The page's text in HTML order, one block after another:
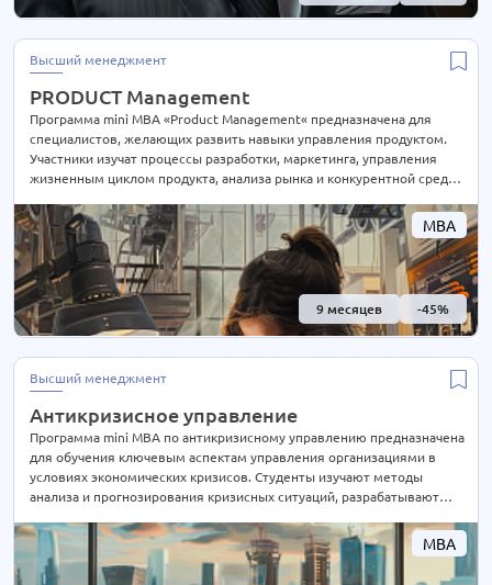
MBA
9 месяцев -45%
Высший менеджмент
PRODUCT Management
Программа mini MBA «Product Management« предназначена для
специалистов, желающих развить навыки управления продуктом.
Участники изучат процессы разработки, маркетинга, управления
жизненным циклом продукта, анализа рынка и конкурентной среды.
командой продукта, анализа данных для принятия решений и
стратегического планирования. Студенты получат практические
навыки для успешного запуска и масштабирования продуктов, для
выстраивания успешной стратегии продуктового портфеля
MBA
Высший менеджмент
Антикризисное управление
Программа mini MBA по антикризисному управлению предназначена
для обучения ключевым аспектам управления организациями в
условиях экономических кризисов. Студенты изучают методы
анализа и прогнозирования кризисных ситуаций, разрабатывают
Программа также включает в себя изучение финансового
управления в периоды нестабильности, принятие стратегических
решений в условиях неопределенности и меры по восстановлению